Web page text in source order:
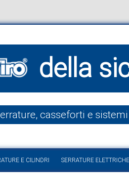
della
casseforti e
E CILINDRI SERRATURE ELETTRICHE